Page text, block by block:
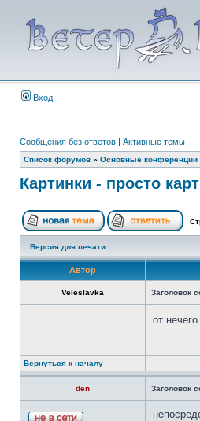
Вход
Сообщения без ответов | Активные темы
Список форумов » Основные конференции
Картинки - просто
Версия для печати
Автор
Veleslavka Заголовок
от
Вернуться к началу
den Заголовок